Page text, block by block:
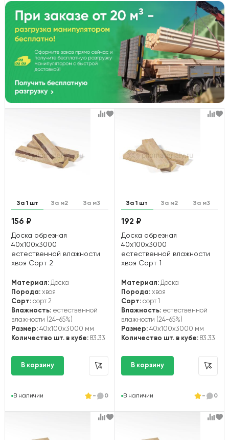
За 1 шт За м2 За м3
156 ₽
Доска обрезная
40х100х3000
естественной влажности
хвоя Сорт 2
Материал: Доска
Порода: хвоя
Сорт: сорт 2
Влажность: естественной
влажности (24-65%)
Размер: 40x100x3000 мм
Количество шт. в кубе: 83.33
В наличии - 0
За 1 шт За м2 За м3
192 ₽
Доска обрезная
40х100х3000
естественной влажности
хвоя Сорт 1
Материал:Доска
Порода:хвоя
Сорт:сорт 1
Влажность:естественной
влажности (24-65%)
Размер:40x100x3000 мм
Количество шт. в кубе:83.33
В наличии - 0